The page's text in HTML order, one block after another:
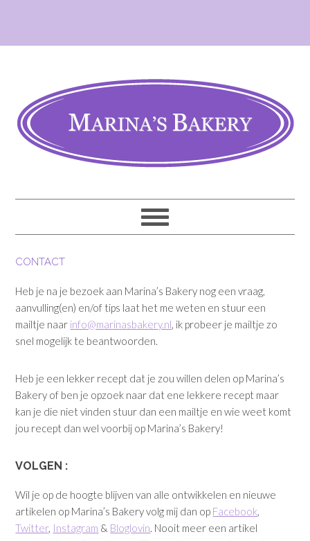
CONTACT
Heb je na je bezoek aan Marina’s Bakery nog een vraag,
aanvulling(en) en/of tips laat het me weten en stuur een
mailtje naar info@marinasbakery.nl, ik probeer je mailtje zo
snel mogelijk te beantwoorden.
Heb je een lekker recept dat je zou willen delen op Marina’s
Bakery of ben je opzoek naar dat ene lekkere recept maar
kan je die niet vinden stuur dan een mailtje en wie weet komt
jou recept dan wel voorbij op Marina’s Bakery!
VOLGEN :
Wil je op de hoogte blijven van alle ontwikkelen en nieuwe
artikelen op Marina’s Bakery volg mij dan op Facebook,
Twitter, Instagram & Bloglovin. Nooit meer een artikel